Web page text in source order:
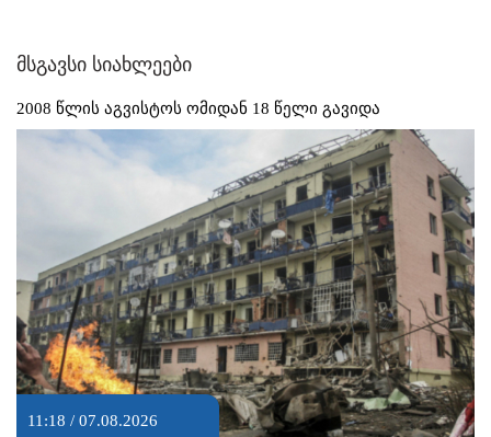
მსგავსი სიახლეები
2008 წლის აგვისტოს ომიდან 18 წელი გავიდა
11:18 / 07.08.2026